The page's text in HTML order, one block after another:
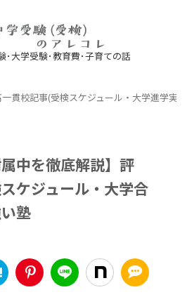
･大学受験･教育費･子育ての話
貫校記事(受検スケジュール・大学進学実
属中を徹底解説】評
ケジュール・大学合
塾